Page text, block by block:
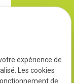
expérience de
Les cookies
de